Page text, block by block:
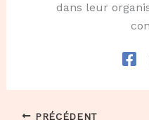
dans leur
PRÉCÉDENT